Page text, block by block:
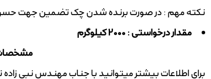
نکته مهم : در صورت برنده شدن چک تضمین جهت حسن
مقدار درخواستی : 2000 کیلوگرم
برای اطلاعات بیشتر میتوانید با جناب مهندس نبی زاده تماس